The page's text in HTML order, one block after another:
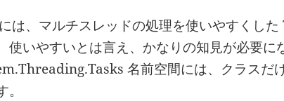
は、マルチスレッドの処理を使いやすくした
使いやすいとは言え、かなりの知見が必要に
名前空間には、クラスだ